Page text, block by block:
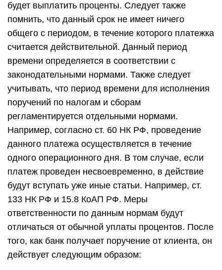
будет выплатить проценты. Следует также
помнить, что данный срок не имеет ничего
общего с периодом, в течение которого платежка
считается действительной. Данный период
времени определяется в соответствии с
законодательными нормами. Также следует
учитывать, что период времени для исполнения
поручений по налогам и сборам
регламентируется отдельными нормами.
Например, согласно ст. 60 НК РФ, проведение
данного платежа осуществляется в течение
одного операционного дня. В том случае, если
платеж проведен несвоевременно, в действие
будут вступать уже иные статьи. Например, ст.
133 НК РФ и 15.8 КоАП РФ. Меры
ответственности по данным нормам будут
отличаться от обычной уплаты процентов. После
того, как банк получает поручение от клиента, он
действует следующим образом: